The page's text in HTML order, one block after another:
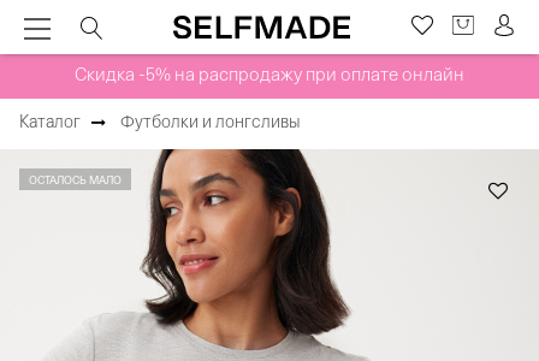
Скидка -5% на распродажу при оплате онлайн
Каталог Футболки и лонгсливы
ОСТАЛОСЬ МАЛО